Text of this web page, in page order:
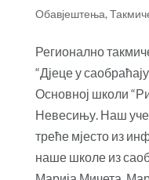
Обавјештења,
Регионално
“Дјеце у
Основној школи
Невесињу. Наш
треће мјесто из
наше школе из